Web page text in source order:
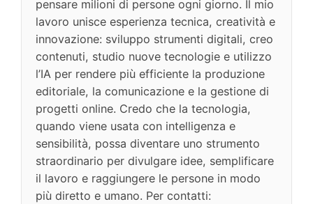
pensare milioni di persone ogni giorno. Il mio
lavoro unisce esperienza tecnica, creatività e
innovazione: sviluppo strumenti digitali, creo
contenuti, studio nuove tecnologie e utilizzo
l’IA per rendere più efficiente la produzione
editoriale, la comunicazione e la gestione di
progetti online. Credo che la tecnologia,
quando viene usata con intelligenza e
sensibilità, possa diventare uno strumento
straordinario per divulgare idee, semplificare
il lavoro e raggiungere le persone in modo
più diretto e umano. Per contatti: